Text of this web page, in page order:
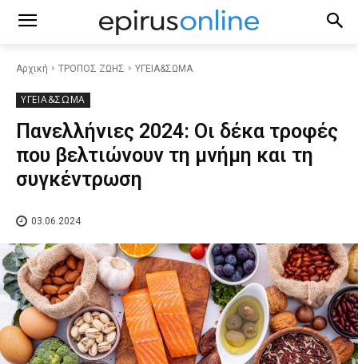
Αρχική ΤΡΟΠΟΣ ΖΩΗΣ ΥΓΕΙΑ&ΣΩΜΑ
ΥΓΕΙΑ&ΣΩΜΑ
Πανελλήνιες 2024: Οι δέκα τροφές
που βελτιώνουν τη μνήμη και τη
συγκέντρωση
03.06.2024